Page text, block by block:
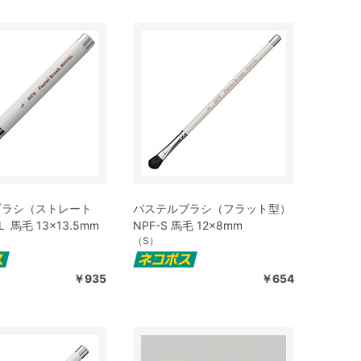
シ（ストレート
馬毛 13×13.5mm
￥935
パステルブラシ（フラット型）
NPF-S 馬毛 12×8mm
（S）
￥654